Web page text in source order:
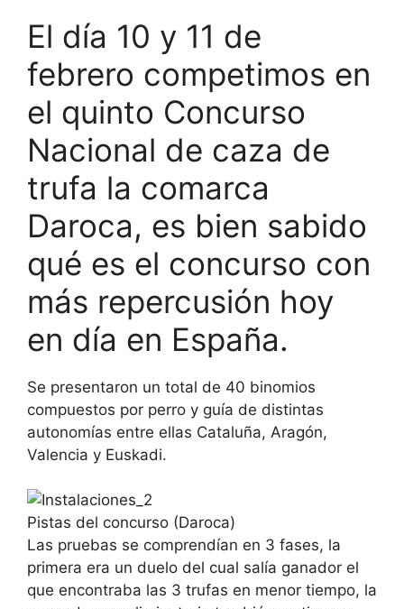
El día 10 y 11 de
febrero competimos en
el quinto Concurso
Nacional de caza de
trufa la comarca
Daroca, es bien sabido
qué es el concurso con
más repercusión hoy
en día en España.
Se presentaron un total de 40 binomios
compuestos por perro y guía de distintas
autonomías entre ellas Cataluña, Aragón,
Valencia y Euskadi.
Pistas del concurso (Daroca)
Las pruebas se comprendían en 3 fases, la
primera era un duelo del cual salía ganador el
que encontraba las 3 trufas en menor tiempo, la